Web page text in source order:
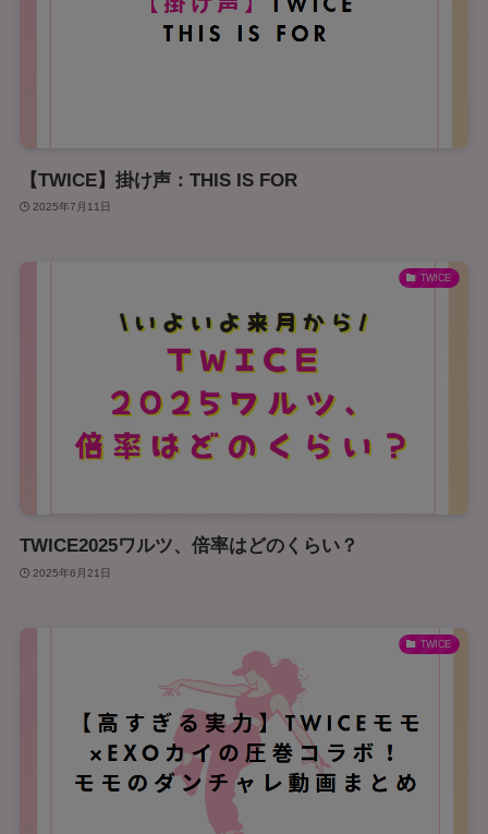
【TWICE】掛け声：THIS IS FOR
2025年7月11日
TWICE
TWICE2025ワルツ、倍率はどのくらい？
2025年6月21日
TWICE